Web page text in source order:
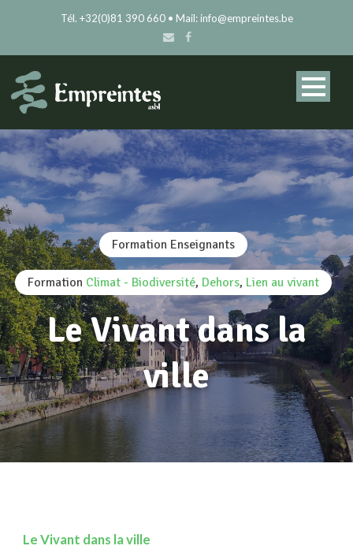
Tél. +32(0)81 390 660 • Mail: info@empreintes.be
Formation Enseignants
Formation Climat - Biodiversité, Dehors, Lien au vivant
Le Vivant dans la
ville
Le Vivant dans la ville